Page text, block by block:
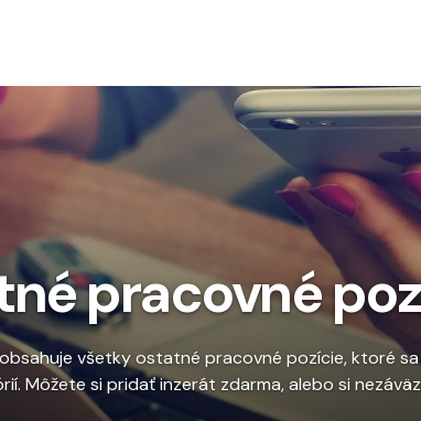
pracovné
všetky ostatné pracovné pozície, ktoré
Môžete si pridať inzerát zdarma, alebo si